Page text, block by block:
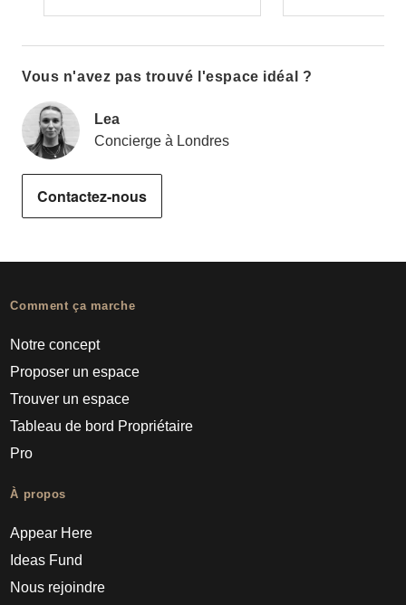
Vous n'avez pas trouvé l'espace idéal ?
Lea
Concierge à Londres
Contactez-nous
Comment ça marche
Notre concept
Proposer un espace
Trouver un espace
Tableau de bord Propriétaire
Pro
À propos
Appear Here
Ideas Fund
Nous rejoindre